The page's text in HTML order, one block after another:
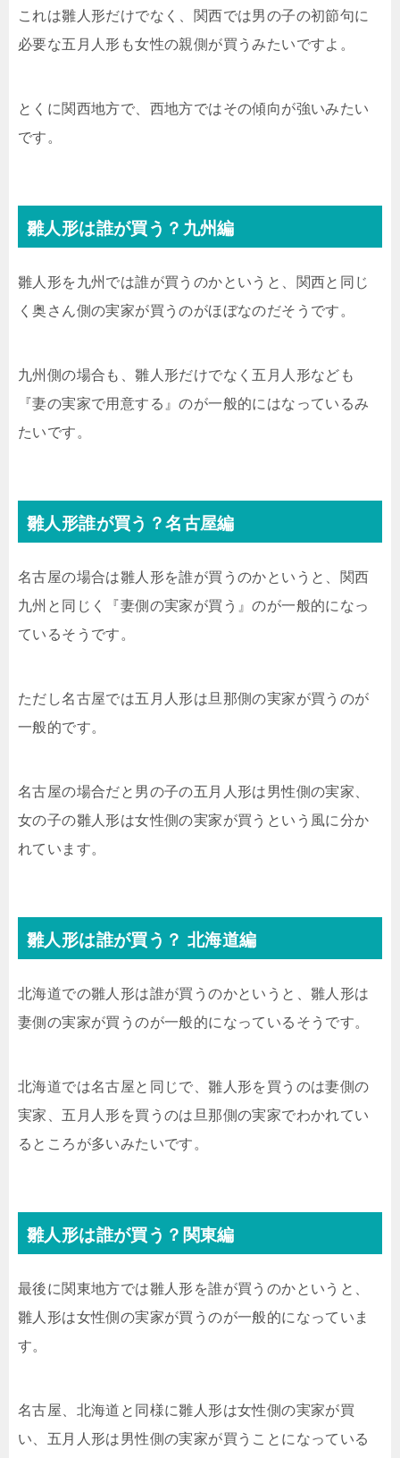
これは雛人形だけでなく、関西では男の子の初節句に
必要な五月人形も女性の親側が買うみたいですよ。
とくに関西地方で、西地方ではその傾向が強いみたい
です。
雛人形は誰が買う？九州編
雛人形を九州では誰が買うのかというと、関西と同じ
く奥さん側の実家が買うのがほぼなのだそうです。
九州側の場合も、雛人形だけでなく五月人形なども
『妻の実家で用意する』のが一般的にはなっているみ
たいです。
雛人形誰が買う？名古屋編
名古屋の場合は雛人形を誰が買うのかというと、関西
九州と同じく『妻側の実家が買う』のが一般的になっ
ているそうです。
ただし名古屋では五月人形は旦那側の実家が買うのが
一般的です。
名古屋の場合だと男の子の五月人形は男性側の実家、
女の子の雛人形は女性側の実家が買うという風に分か
れています。
雛人形は誰が買う？ 北海道編
北海道での雛人形は誰が買うのかというと、雛人形は
妻側の実家が買うのが一般的になっているそうです。
北海道では名古屋と同じで、雛人形を買うのは妻側の
実家、五月人形を買うのは旦那側の実家でわかれてい
るところが多いみたいです。
雛人形は誰が買う？関東編
最後に関東地方では雛人形を誰が買うのかというと、
雛人形は女性側の実家が買うのが一般的になっていま
す。
名古屋、北海道と同様に雛人形は女性側の実家が買
い、五月人形は男性側の実家が買うことになっている